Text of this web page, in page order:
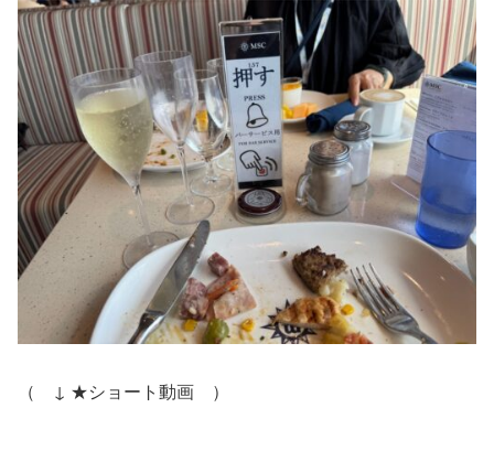
（ ↓ ★ショート動画 ）